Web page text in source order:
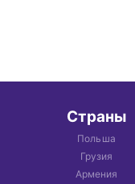
Страны
Польша
Грузия
Армения